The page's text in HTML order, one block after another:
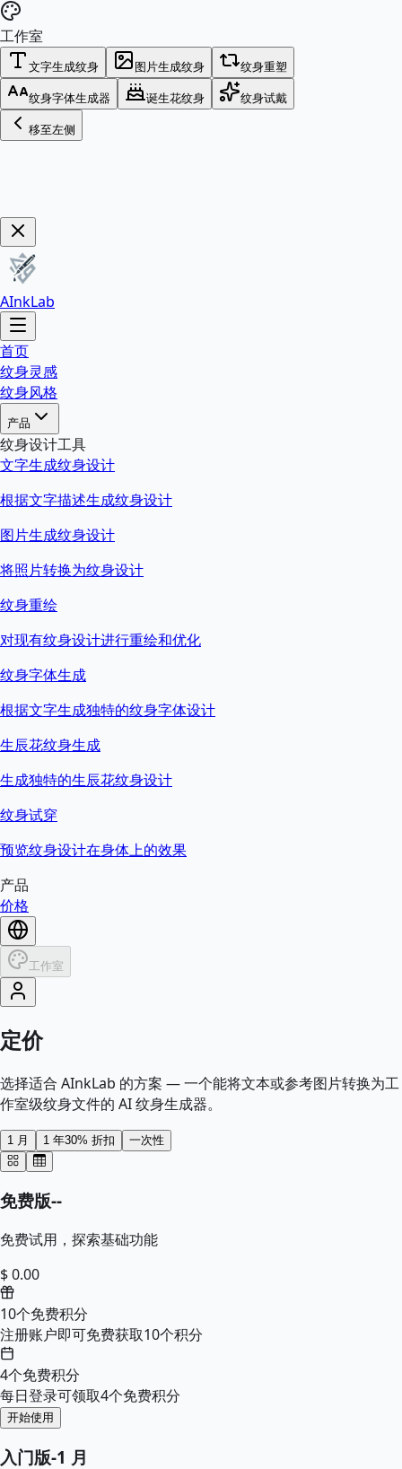
工作室
文字生成纹身 图片生成纹身 纹身重塑
纹身字体生成器 诞生花纹身 纹身试戴
移至左侧
立即购买！
AInkLab
首页
纹身灵感
纹身风格
产品
纹身设计工具
文字生成纹身设计
根据文字描述生成纹身设计
图片生成纹身设计
将照片转换为纹身设计
纹身重绘
对现有纹身设计进行重绘和优化
纹身字体生成
根据文字生成独特的纹身字体设计
生辰花纹身生成
生成独特的生辰花纹身设计
纹身试穿
预览纹身设计在身体上的效果
产品
价格
工作室
定价
选择适合 AInkLab 的方案 — 一个能将文本或参考图片转换为工
作室级纹身文件的 AI 纹身生成器。
1 月 1 年30% 折扣 一次性
免费版--
免费试用，探索基础功能
$ 0.00
10个免费积分
注册账户即可免费获取10个积分
4个免费积分
每日登录可领取4个免费积分
开始使用
入门版-1 月